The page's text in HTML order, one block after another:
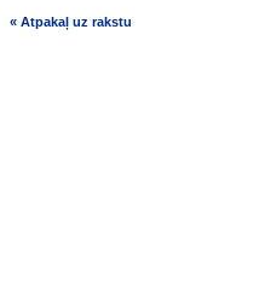
« Atpakaļ uz rakstu